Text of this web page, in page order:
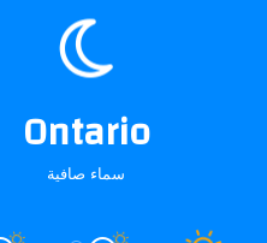
Ontario
سماء صافية